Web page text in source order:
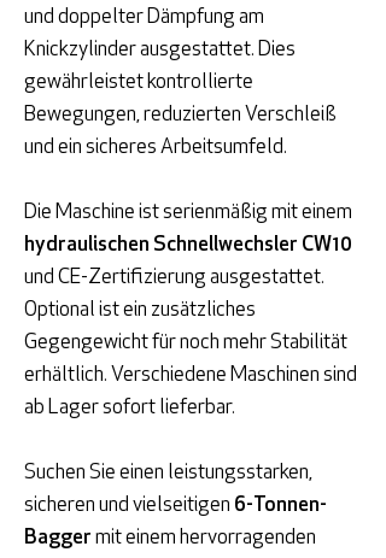
und doppelter Dämpfung am
Knickzylinder ausgestattet. Dies
gewährleistet kontrollierte
Bewegungen, reduzierten Verschleiß
und ein sicheres Arbeitsumfeld.
Die Maschine ist serienmäßig mit einem
hydraulischen Schnellwechsler CW10
und CE-Zertifizierung ausgestattet.
Optional ist ein zusätzliches
Gegengewicht für noch mehr Stabilität
erhältlich. Verschiedene Maschinen sind
ab Lager sofort lieferbar.
Suchen Sie einen leistungsstarken,
sicheren und vielseitigen 6-Tonnen-
Bagger mit einem hervorragenden